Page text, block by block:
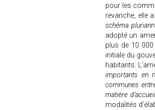
pour les
revanche, elle
schéma
adopté un
plus de 10 000
initiale du
habitants.
importants en
communes
matière
modalités